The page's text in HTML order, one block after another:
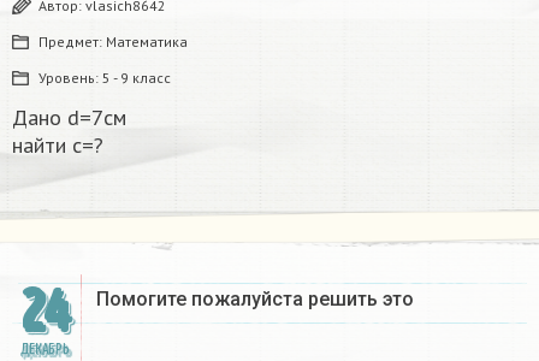
Автор: vlasich8642
Предмет: Математика
Уровень: 5 - 9 класс
Дано d=7см
найти с=?​
24
ДЕКАБРЬ
Помогите пожалуйста решить это